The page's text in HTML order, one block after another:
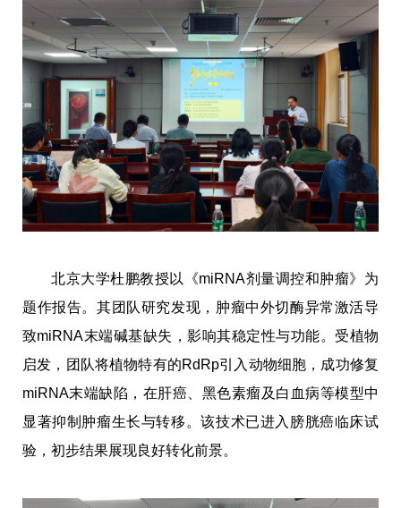
北京大学杜鹏教授以《miRNA剂量调控和肿瘤》为
题作报告。其团队研究发现，肿瘤中外切酶异常激活导
致miRNA末端碱基缺失，影响其稳定性与功能。受植物
启发，团队将植物特有的RdRp引入动物细胞，成功修复
miRNA末端缺陷，在肝癌、黑色素瘤及白血病等模型中
显著抑制肿瘤生长与转移。该技术已进入膀胱癌临床试
验，初步结果展现良好转化前景。